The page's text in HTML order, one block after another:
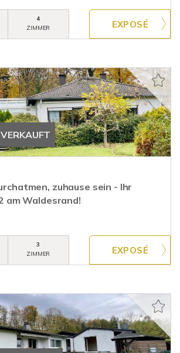
4
ZIMMER
VERKAUFT
zuhause sein - Ihr
am Waldesrand!
3
ZIMMER